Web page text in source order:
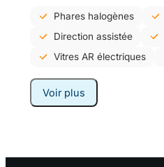
Phares halogènes
Direction assistée
Vitres AR électriques
Voir plus